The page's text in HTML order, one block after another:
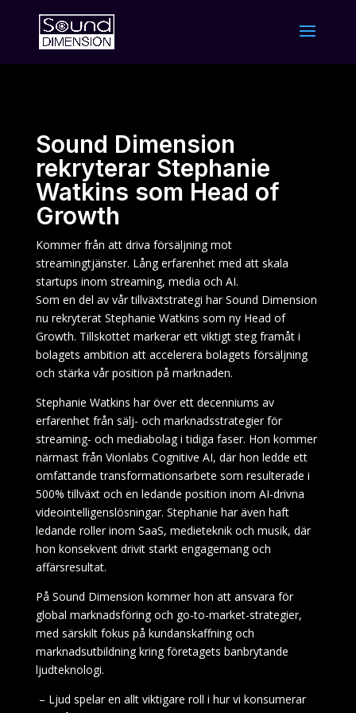
Sound Dimension
rekryterar Stephanie
Watkins som Head of
Growth
Kommer från att driva försäljning mot
streamingtjänster. Lång erfarenhet med att skala
startups inom streaming, media och AI.
Som en del av vår tillväxtstrategi har Sound Dimension
nu rekryterat Stephanie Watkins som ny Head of
Growth. Tillskottet markerar ett viktigt steg framåt i
bolagets ambition att accelerera bolagets försäljning
och stärka vår position på marknaden.
Stephanie Watkins har över ett decenniums av
erfarenhet från sälj- och marknadsstrategier för
streaming- och mediabolag i tidiga faser. Hon kommer
närmast från Vionlabs Cognitive AI, där hon ledde ett
omfattande transformationsarbete som resulterade i
500% tillväxt och en ledande position inom AI-drivna
videointelligenslösningar. Stephanie har även haft
ledande roller inom SaaS, medieteknik och musik, där
hon konsekvent drivit starkt engagemang och
affärsresultat.
På Sound Dimension kommer hon att ansvara för
global marknadsföring och go-to-market-strategier,
med särskilt fokus på kundanskaffning och
marknadsutbildning kring företagets banbrytande
ljudteknologi.
– Ljud spelar en allt viktigare roll i hur vi konsumerar